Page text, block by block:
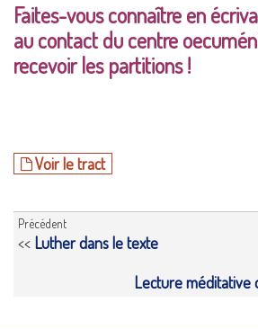
Faites-vous connaître en
au contact du centre
recevoir les partitions !
Voir le tract
Précédent
<< Luther dans le texte
Lecture méditative